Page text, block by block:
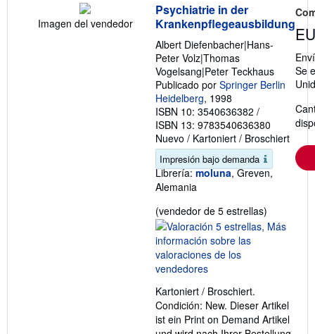
Imagen del vendedor
Psychiatrie in der
Krankenpflegeausbildung
Albert Diefenbacher|Hans-
Peter Volz|Thomas
Vogelsang|Peter Teckhaus
Publicado por Springer Berlin
Heidelberg, 1998
ISBN 10: 3540636382 /
ISBN 13: 9783540636380
Nuevo / Kartoniert / Broschiert
Impresión bajo demanda
Librería: moluna, Greven,
Alemania
(vendedor de 5 estrellas)
del
Kartoniert / Broschiert.
Condición: New. Dieser Artikel
ist ein Print on Demand Artikel
Se